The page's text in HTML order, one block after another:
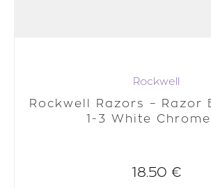
Rockwell
Rockwell Razors – Razor
1-3 White
18.50 €